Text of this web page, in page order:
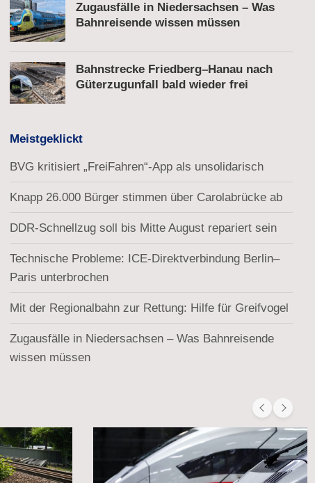
Zugausfälle in Niedersachsen – Was
Bahnreisende wissen müssen
Bahnstrecke Friedberg–Hanau nach
Güterzugunfall bald wieder frei
Meistgeklickt
BVG kritisiert „FreiFahren“-App als unsolidarisch
Knapp 26.000 Bürger stimmen über Carolabrücke ab
DDR-Schnellzug soll bis Mitte August repariert sein
Technische Probleme: ICE-Direktverbindung Berlin–
Paris unterbrochen
Mit der Regionalbahn zur Rettung: Hilfe für Greifvogel
Zugausfälle in Niedersachsen – Was Bahnreisende
wissen müssen